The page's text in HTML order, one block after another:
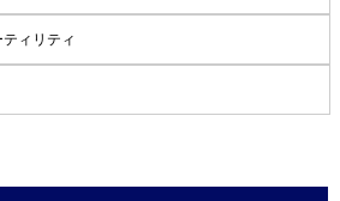
ィリティ